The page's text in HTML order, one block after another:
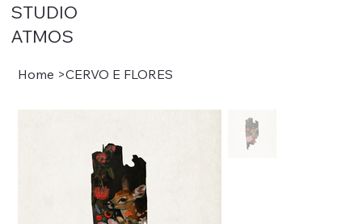
STUDIO
ATMOS
Home >CERVO E FLORES